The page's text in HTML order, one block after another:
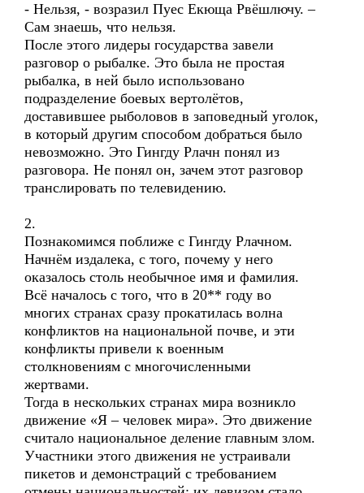
- Нельзя, - возразил Пуес Екюща Рвёшлючу. –
Сам знаешь, что нельзя.
После этого лидеры государства завели
разговор о рыбалке. Это была не простая
рыбалка, в ней было использовано
подразделение боевых вертолётов,
доставившее рыболовов в заповедный уголок,
в который другим способом добраться было
невозможно. Это Гингду Рлачн понял из
разговора. Не понял он, зачем этот разговор
транслировать по телевидению.
2.
Познакомимся поближе с Гингду Рлачном.
Начнём издалека, с того, почему у него
оказалось столь необычное имя и фамилия.
Всё началось с того, что в 20** году во
многих странах сразу прокатилась волна
конфликтов на национальной почве, и эти
конфликты привели к военным
столкновениям с многочисленными
жертвами.
Тогда в нескольких странах мира возникло
движение «Я – человек мира». Это движение
считало национальное деление главным злом.
Участники этого движения не устраивали
пикетов и демонстраций с требованием